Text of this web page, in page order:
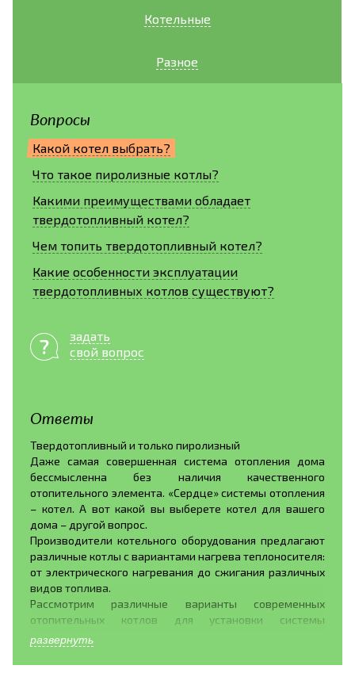
Котельные
Разное
Вопросы
Какой котел выбрать?
Что такое пиролизные котлы?
Какими преимуществами обладает
твердотопливный котел?
Чем топить твердотопливный котел?
Какие особенности эксплуатации
твердотопливных котлов существуют?
задать
свой вопрос
Ответы
Твердотопливный и только пиролизный
Даже самая совершенная система отопления дома
бессмысленна без наличия качественного
отопительного элемента. «Сердце» системы отопления
– котел. А вот какой вы выберете котел для вашего
дома – другой вопрос.
Производители котельного оборудования предлагают
различные котлы с вариантами нагрева теплоносителя:
от электрического нагревания до сжигания различных
видов топлива.
Рассмотрим различные варианты современных
отопительных котлов для установки системы
отопления дома.
Газовые котлы. Газовое оборудование обладает рядом
достоинств, это- широкое распространение топлива,
развернуть